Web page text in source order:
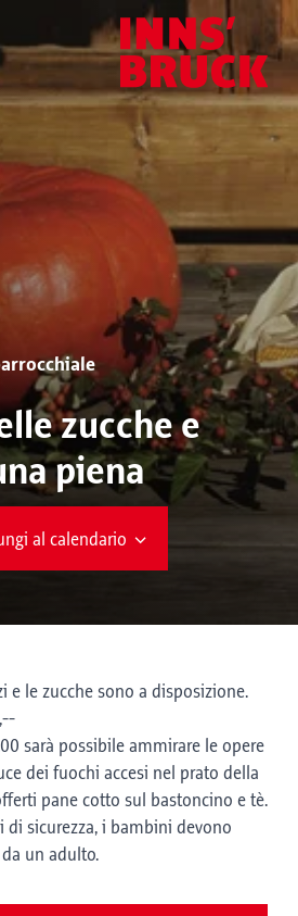
zucche e
piena
al calendario
e le zucche sono a disposizione.
sarà possibile ammirare le opere
dei fuochi accesi nel prato della
pane cotto sul bastoncino e tè.
di sicurezza, i bambini devono
un adulto.